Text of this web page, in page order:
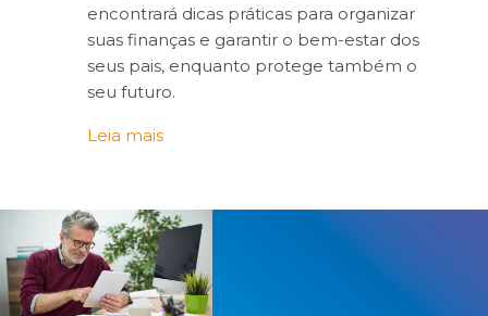
encontrará dicas práticas para organizar
suas finanças e garantir o bem-estar dos
seus pais, enquanto protege também o
seu futuro.
Leia mais